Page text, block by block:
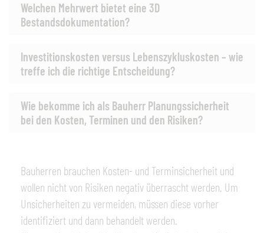
Welchen Mehrwert bietet eine 3D
Bestandsdokumentation?
Investitionskosten versus Lebenszykluskosten – wie
treffe ich die richtige Entscheidung?
Wie bekomme ich als Bauherr Planungssicherheit
bei den Kosten, Terminen und den Risiken?
Bauherren brauchen Kosten- und Terminsicherheit und
wollen nicht von Risiken negativ überrascht werden. Um
Unsicherheiten zu vermeiden, müssen diese vorher
identifiziert und dann behandelt werden.